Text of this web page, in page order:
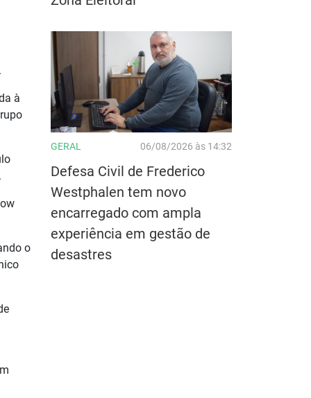
à
o
GERAL 06/08/2026 às 14:32
Defesa Civil de Frederico
Westphalen tem novo
encarregado com ampla
experiência em gestão de
desastres